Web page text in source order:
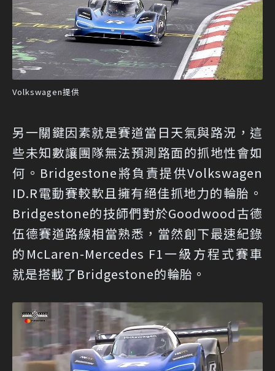
Volkswagen提供
另一關鍵因素就是賽道當日天氣與路況，這
些未知數讓團隊無法預測路面的抓地性會如
何。Bridgestone將負責提供Volkswagen
ID.R電動賽較軟且擁有絕佳抓地力的輪胎。
Bridgestone的技師們對於Goodwood古德
伍德賽道路線相當熟悉，當然創下最速紀錄
的McLaren-Mercedes F1一級方程式賽車
就是搭載了Bridgestone的輪胎。